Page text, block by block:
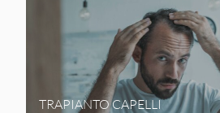
TRAPIANTO CAPELLI